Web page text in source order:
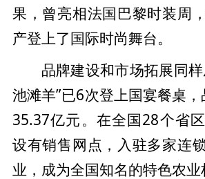
果，曾亮相法国巴黎时装周
产登上了国际时尚舞台。
品牌建设和市场拓展同
池滩羊”已6次登上国宴餐桌
35.37亿元。在全国28个省
设有销售网点，入驻多家连
业，成为全国知名的特色农业